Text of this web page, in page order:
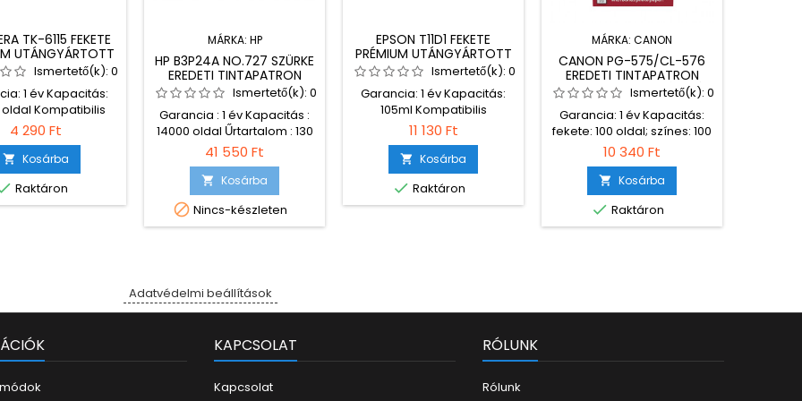
TK-6115 FEKETE
UTÁNGYÁRTOTT
CHIPES ECO
Ismertető(k): 0
1 év Kapacitás:
oldal Kompatibilis
Kyocera
M4125idm Kyocera
M4132idm * A
és
védettek, az
(OEM) gyártó
4 290 Ft
 Kosárba
Raktáron
MÁRKA: HP
HP B3P24A NO.727 SZÜRKE
EREDETI TINTAPATRON
Ismertető(k): 0
Garancia : 1 év Kapacitás :
14000 oldal Űrtartalom : 130
ml Kompatibilitás : HP
Designjet T1500 ePrinter HP
Designjet T920 ePrinter HP
Designjet T2500
41 550 Ft
 Kosárba
 Nincs-készleten
EPSON T11D1 FEKETE
PRÉMIUM UTÁNGYÁRTOTT
TINTAPATRON CHIPES ECO
Ismertető(k): 0
Garancia: 1 év Kapacitás:
105ml Kompatibilis
nyomtatók: Epson
WorkForce Pro WF-
C5890DWF Epson
WorkForce Pro WF-
C5390DWF * A márkanevek
és típusjelzések védettek,
11 130 Ft
 Kosárba
 Raktáron
MÁRKA: CANON
CANON PG-575/CL-576
EREDETI TINTAPATRON
MULTIPACK + FOTÓPAPÍR
Ismertető(k): 0
Garancia: 1 év Kapacitás:
fekete: 100 oldal; színes: 100
oldal + fotópapír
Kompatibilis nyomtatók:
Canon Pixma TR4750i
Canon Pixma TR4751i Canon
Pixma TS3550i Canon Pixma
TS3551i
10 340 Ft
 Kosárba
 Raktáron
Adatvédelmi beállítások
KAPCSOLAT
Kapcsolat
RÓLUNK
Rólunk